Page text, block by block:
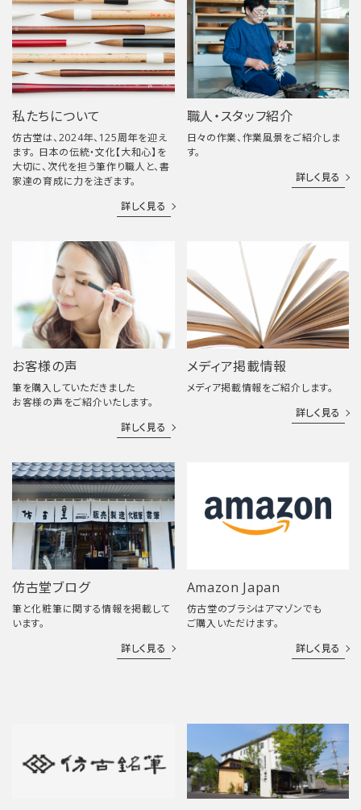
私たちについて
仿古堂は、2024年、125周年を迎え
ます。 日本の伝統・文化【大和心】を
大切に、次代を担う筆作り職人と、書
家達の育成に力を注ぎます。
詳しく見る
職人・スタッフ紹介
日々の作業、作業風景をご紹介しま
す。
詳しく見る
お客様の声
筆を購入していただきました
お客様の声をご紹介いたします。
詳しく見る
メディア掲載情報
メディア掲載情報をご紹介します。
詳しく見る
仿古堂ブログ
筆と化粧筆に関する情報を掲載して
います。
詳しく見る
Amazon Japan
仿古堂のブラシはアマゾンでも
ご購入いただけます。
詳しく見る